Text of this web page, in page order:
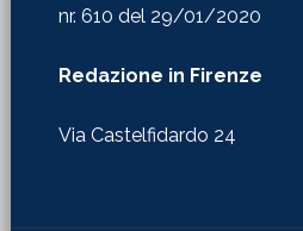
nr. 610 del 29/01/2020
Redazione in Firenze
Via Castelfidardo 24